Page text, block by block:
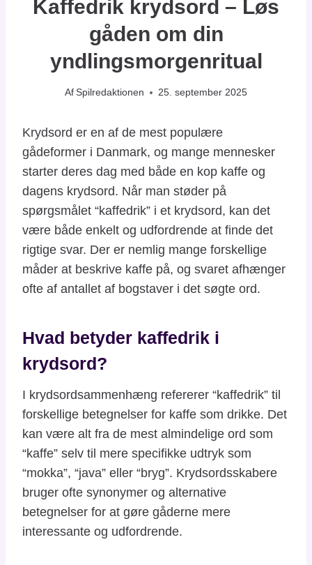
Kaffedrik krydsord – Løs
gåden om din
yndlingsmorgenritual
AfSpilredaktionen 25. september 2025
Krydsord er en af de mest populære
gådeformer i Danmark, og mange mennesker
starter deres dag med både en kop kaffe og
dagens krydsord. Når man støder på
spørgsmålet “kaffedrik” i et krydsord, kan det
være både enkelt og udfordrende at finde det
rigtige svar. Der er nemlig mange forskellige
måder at beskrive kaffe på, og svaret afhænger
ofte af antallet af bogstaver i det søgte ord.
Hvad betyder kaffedrik i
krydsord?
I krydsordsammenhæng refererer “kaffedrik” til
forskellige betegnelser for kaffe som drikke. Det
kan være alt fra de mest almindelige ord som
“kaffe” selv til mere specifikke udtryk som
“mokka”, “java” eller “bryg”. Krydsordsskabere
bruger ofte synonymer og alternative
betegnelser for at gøre gåderne mere
interessante og udfordrende.